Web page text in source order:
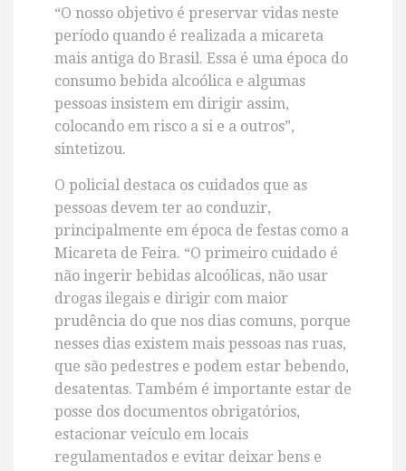
“O nosso objetivo é preservar vidas neste
período quando é realizada a micareta
mais antiga do Brasil. Essa é uma época do
consumo bebida alcoólica e algumas
pessoas insistem em dirigir assim,
colocando em risco a si e a outros”,
sintetizou.
O policial destaca os cuidados que as
pessoas devem ter ao conduzir,
principalmente em época de festas como a
Micareta de Feira. “O primeiro cuidado é
não ingerir bebidas alcoólicas, não usar
drogas ilegais e dirigir com maior
prudência do que nos dias comuns, porque
nesses dias existem mais pessoas nas ruas,
que são pedestres e podem estar bebendo,
desatentas. Também é importante estar de
posse dos documentos obrigatórios,
estacionar veículo em locais
regulamentados e evitar deixar bens e